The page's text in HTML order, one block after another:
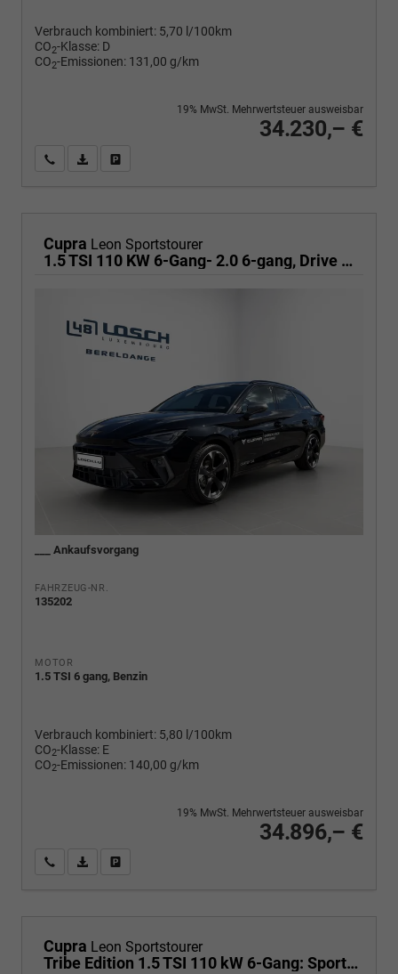
Verbrauch kombiniert: 5,70 l/100km
CO2-Klasse: D
CO2-Emissionen: 131,00 g/km
34.230,– €
19% MwSt. Mehrwertsteuer ausweisbar
Wir rufen Sie anPDF-Fahrzeugexposé drucken
Cupra Leon Sportstourer
1.5 TSI 110 KW 6-Gang- 2.0 6-gang, Drive Paket, Virtual Pedal für HeckklaLED MATRIX ULTRA , dynamische Blinkleuchten, Navigation, ,Pack Safe XL, PDC, Winterpaket, Klimaautomatik 3 Z., 18 Zoll Alufelgen Garbi, Edge Paket
___ Ankaufsvorgang
FAHRZEUG-NR.
135202
MOTOR
1.5 TSI 6 gang, Benzin
Verbrauch kombiniert: 5,80 l/100km
CO2-Klasse: E
CO2-Emissionen: 140,00 g/km
34.896,– €
19% MwSt. Mehrwertsteuer ausweisbar
Wir rufen Sie anPDF-Fahrzeugexposé drucken
Cupra Leon Sportstourer
Tribe Edition 1.5 TSI 110 kW 6-Gang: Sportschalensitze beheizbar, elektrisch einstellbar, DCC Fahrwerk, 19 Zoll Alufelgen ,Cupra Seitenschweller, Klimaautomatik 3 Zonen,